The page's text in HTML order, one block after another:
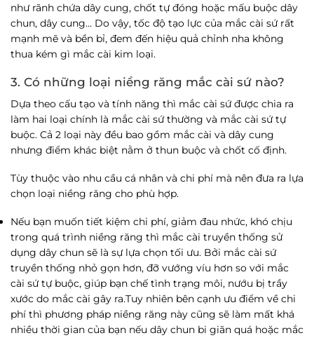
như rãnh chứa dây cung, chốt tự đóng hoặc mấu buộc dây
chun, dây cung… Do vậy, tốc độ tạo lực của mắc cài sứ rất
mạnh mẽ và bền bỉ, đem đến hiệu quả chỉnh nha không
thua kém gì mắc cài kim loại.
3. Có những loại niềng răng mắc cài sứ nào?
Dựa theo cấu tạo và tính năng thì mắc cài sứ được chia ra
làm hai loại chính là mắc cài sứ thường và mắc cài sứ tự
buộc. Cả 2 loại này đều bao gồm mắc cài và dây cung
nhưng điểm khác biệt nằm ở thun buộc và chốt cố định.
Tùy thuộc vào nhu cầu cá nhân và chi phí mà nên đưa ra lựa
chọn loại niềng răng cho phù hợp.
Nếu bạn muốn tiết kiệm chi phí, giảm đau nhức, khó chịu
trong quá trình niềng răng thì mắc cài truyền thống sử
dụng dây chun sẽ là sự lựa chọn tối ưu. Bởi mắc cài sứ
truyền thống nhỏ gọn hơn, đỡ vướng víu hơn so với mắc
cài sứ tự buộc, giúp bạn chế tình trạng môi, nướu bị trầy
xước do mắc cài gây ra.Tuy nhiên bên cạnh ưu điểm về chi
phí thì phương pháp niềng răng này cũng sẽ làm mất khá
nhiều thời gian của bạn nếu dây chun bi giãn quá hoặc mắc